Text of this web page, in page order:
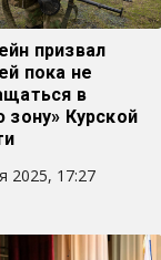
призвал
пока не
в
зону» Курской
2025, 17:27